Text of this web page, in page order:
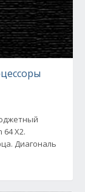
X2.
Диагональ